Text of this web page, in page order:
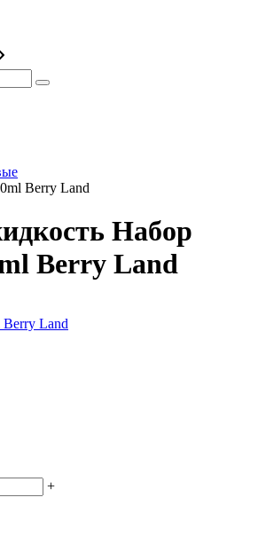
Berry Land
Набор
Berry Land
+